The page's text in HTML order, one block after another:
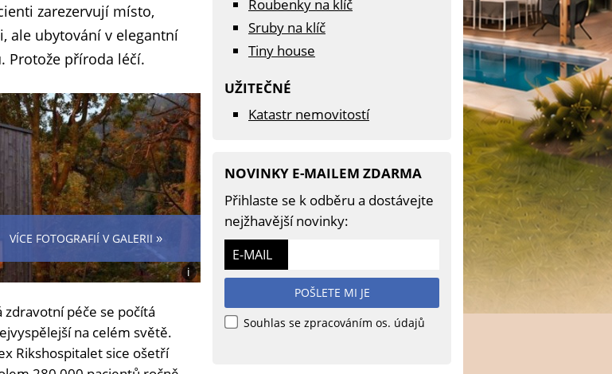
zarezervují místo,
ale ubytování v elegantní
Protože příroda léčí.
VÍCE FOTOGRAFIÍ V GALERII »
i
Foto:
zdravotní péče se počítá
na celém světě.
Rikshospitalet sice ošetří
Roubenky na klíč
Sruby na klíč
Tiny house
UŽITEČNÉ
Katastr nemovitostí
NOVINKY E-MAILEM ZDARMA
Přihlaste se k odběru a dostávejte
nejžhavější novinky:
E-MAIL
POŠLETE MI JE
Souhlas se zpracováním os. údajů